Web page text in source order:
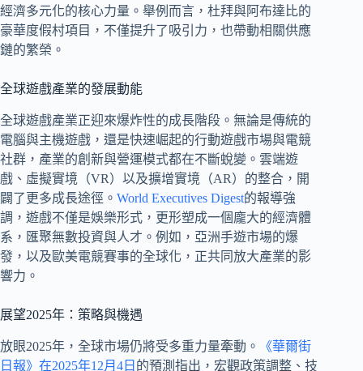
經濟多元化的核心力量。舉例而言，杜拜與阿布達比的
豪華度假村項目，不僅提升了吸引力，也帶動相關供應
鏈的繁榮。
全球遊戲產業的發展動能
全球遊戲產業正迎來爆炸性的成長階段。無論是傳統的
電腦與主機遊戲，還是快速崛起的行動遊戲市場與電競
社群，產業的創新與營運模式都在不斷蛻變。雲端遊
戲、虛擬實境（VR）以及擴增實境（AR）的整合，開
闢了更多成長途徑。 World Executives Digest的報導強
調，遊戲不僅是娛樂形式，更形塑成一個龐大的經濟體
系，匯聚無數投資與人才。例如，亞洲手遊市場的爆
發，以及歐美電競賽事的全球化，正共同放大產業的影
響力。
展望2025年：策略與機遇
放眼2025年，全球市場仍將受多重力量牽動。
《華爾街
日報》在2025年12月4日 的預測指出，宏觀政策調整、技